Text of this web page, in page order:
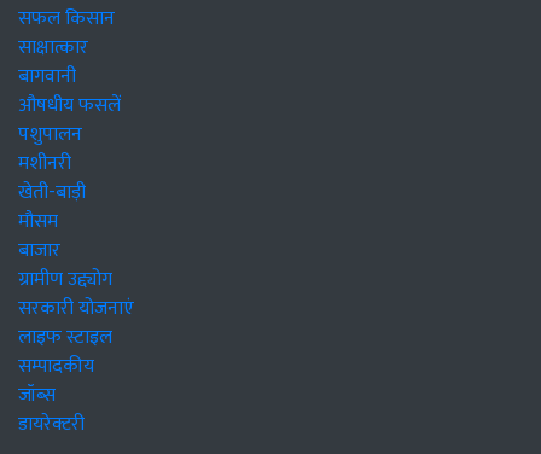
सफल किसान
साक्षात्कार
बागवानी
औषधीय फसलें
पशुपालन
मशीनरी
खेती-बाड़ी
मौसम
बाजार
ग्रामीण उद्द्योग
सरकारी योजनाएं
लाइफ स्टाइल
सम्पादकीय
जॉब्स
डायरेक्टरी